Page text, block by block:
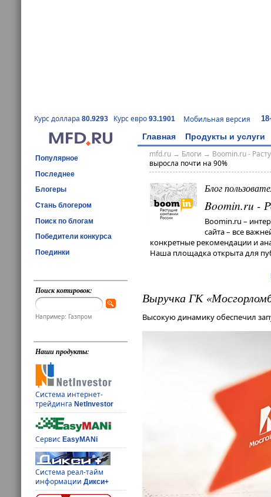
Курс доллара 80.9293 Курс евро 93.1901 Мобильная версия
Главная Продукты и услуги
Популярное
Последнее
Блогеры
Стань блогером
Поиск по блогам
Победители конкурса
Поединки
Поиск котировок:
Например: Газпром
Наши продукты:
Система интернет-
трейдингаNetInvestor
СервисEasyMANi
Система реал-тайм
информацииДикси+
mfd.ru→ Блоги → Boomin.ru -
выросла почти на 90%
Блог
Boomin.ru -
Boomin.ru –
сайта – все
конкретные рекомендации и
Наша площадка открыта для
Выручка ГК
Высокую динамику обеспечил